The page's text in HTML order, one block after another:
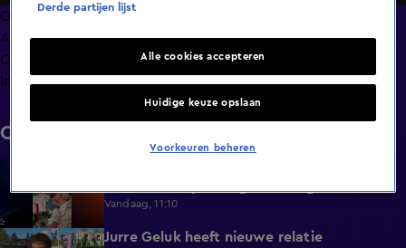
Overzicht
Afleveringen
Clips
Info
Clips
Vandaag, 11:10
1:12 Jurre Geluk heeft nieuwe relatie
Derde partijen lijst
Alle cookies accepteren
Huidige keuze opslaan
Voorkeuren beheren